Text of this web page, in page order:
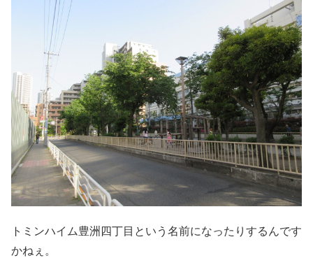
トミンハイム豊洲四丁目という名前になったりするんです
かねぇ。